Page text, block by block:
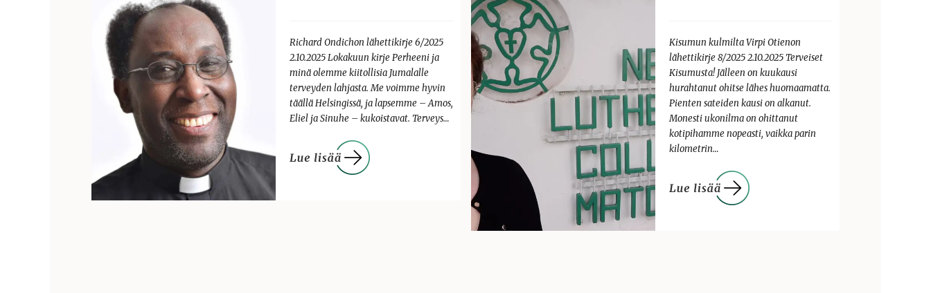
Richard Ondichon lähettikirje 6/2025
2.10.2025 Lokakuun kirje Perheeni ja
minä olemme kiitollisia Jumalalle
terveyden lahjasta. Me voimme hyvin
täällä Helsingissä, ja lapsemme – Amos,
Eliel ja Sinuhe – kukoistavat. Terveys…
Kisumun kulmilta Virpi Otienon
lähettikirje 8/2025 2.10.2025 Terveiset
Kisumusta! Jälleen on kuukausi
hurahtanut ohitse lähes huomaamatta.
Pienten sateiden kausi on alkanut.
Monesti ukonilma on ohittanut
kotipihamme nopeasti, vaikka parin
kilometrin…